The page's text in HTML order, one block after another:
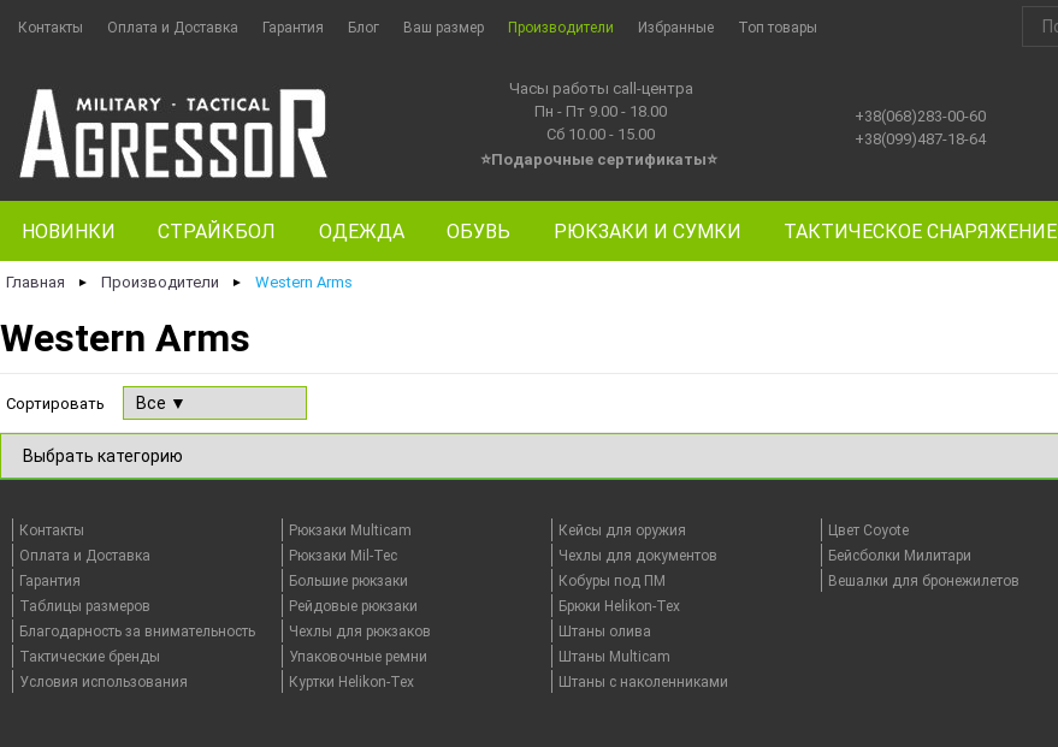
Контакты Оплата и Доставка Гарантия Блог Ваш размер Производители Избранные Топ товары
Часы работы call-центра
Пн - Пт 9.00 - 18.00
Сб 10.00 - 15.00
⭐Подарочные сертификаты⭐
+38(068)283-00-60
+38(099)487-18-64
НОВИНКИ СТРАЙКБОЛ ОДЕЖДА ОБУВЬ РЮКЗАКИ И СУМКИ ТАКТИЧЕСКОЕ СНАРЯЖЕНИЕ
Главная ► Производители ► Western Arms
Western Arms
Сортировать
Контакты
Оплата и Доставка
Гарантия
Таблицы размеров
Благодарность за внимательность
Тактические бренды
Условия использования
Рюкзаки Multicam
Рюкзаки Mil-Tec
Большие рюкзаки
Рейдовые рюкзаки
Чехлы для рюкзаков
Упаковочные ремни
Куртки Helikon-Tex
Кейсы для оружия
Чехлы для документов
Кобуры под ПМ
Брюки Helikon-Tex
Штаны олива
Штаны Multicam
Штаны с наколенниками
Цвет Coyote
Бейсболки Милитари
Вешалки для бронежилетов